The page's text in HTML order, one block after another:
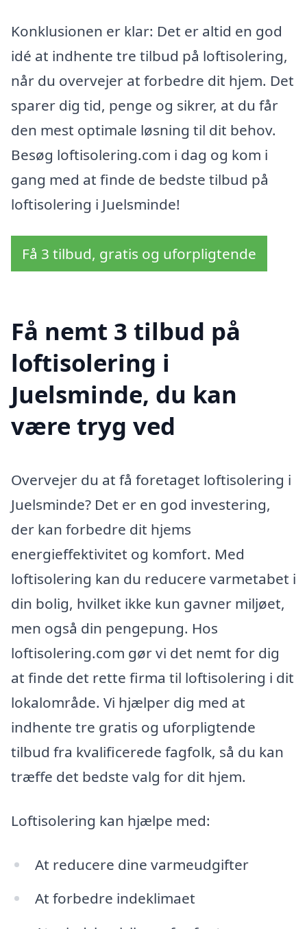
Konklusionen er klar: Det er altid en god
idé at indhente tre tilbud på loftisolering,
når du overvejer at forbedre dit hjem. Det
sparer dig tid, penge og sikrer, at du får
den mest optimale løsning til dit behov.
Besøg loftisolering.com i dag og kom i
gang med at finde de bedste tilbud på
loftisolering i Juelsminde!
Få 3 tilbud, gratis og uforpligtende
Få nemt 3 tilbud på
loftisolering i
Juelsminde, du kan
være tryg ved
Overvejer du at få foretaget loftisolering i
Juelsminde? Det er en god investering,
der kan forbedre dit hjems
energieffektivitet og komfort. Med
loftisolering kan du reducere varmetabet i
din bolig, hvilket ikke kun gavner miljøet,
men også din pengepung. Hos
loftisolering.com gør vi det nemt for dig
at finde det rette firma til loftisolering i dit
lokalområde. Vi hjælper dig med at
indhente tre gratis og uforpligtende
tilbud fra kvalificerede fagfolk, så du kan
træffe det bedste valg for dit hjem.
Loftisolering kan hjælpe med:
At reducere dine varmeudgifter
At forbedre indeklimaet